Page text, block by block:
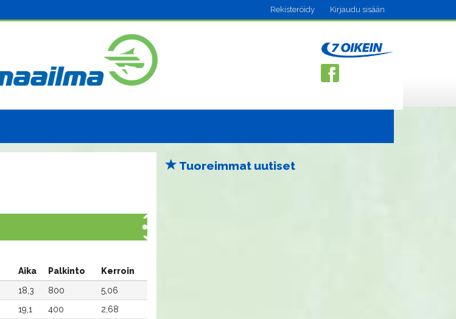
Rekisteröidy Kirjaudu sisään
Aika Palkinto
Kerroin
18,3 800
5,06
19,1 400
2,68
Tuoreimmat uutiset